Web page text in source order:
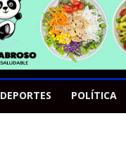
DEPORTES POLÍTICA